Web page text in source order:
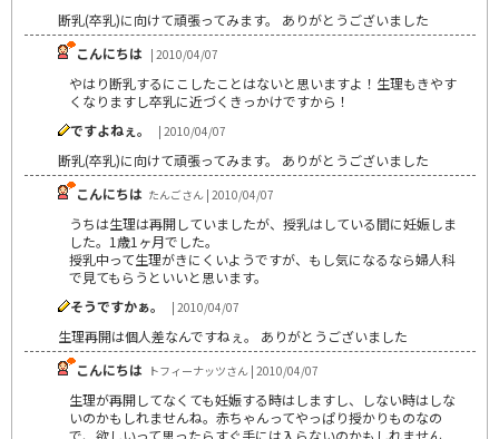
断乳(卒乳)に向けて頑張ってみます。 ありがとうございました
こんにちは | 2010/04/07
やはり断乳するにこしたことはないと思いますよ！生理もきやす
くなりますし卒乳に近づくきっかけですから！
ですよねぇ。
| 2010/04/07
断乳(卒乳)に向けて頑張ってみます。 ありがとうございました
こんにちは たんごさん | 2010/04/07
うちは生理は再開していましたが、授乳はしている間に妊娠しま
した。1歳1ヶ月でした。
授乳中って生理がきにくいようですが、もし気になるなら婦人科
で見てもらうといいと思います。
そうですかぁ。
| 2010/04/07
生理再開は個人差なんですねぇ。 ありがとうございました
こんにちは トフィーナッツさん | 2010/04/07
生理が再開してなくても妊娠する時はしますし、しない時はしな
いのかもしれませんね。赤ちゃんってやっぱり授かりものなの
で、欲しいって思ったらすぐ手には入らないのかもしれません